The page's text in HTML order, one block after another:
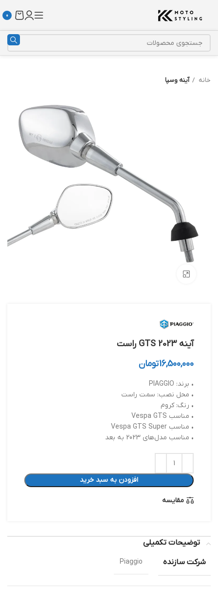
0
خانه آینه وسپا
آینه GTS 2023 راست
16,500,000تومان
• برند: PIAGGIO
• محل نصب: سمت راست
• رنگ: کروم
• مناسب Vespa GTS
• مناسب Vespa GTS Super
• مناسب مدل‌های 2023 به بعد
افزودن به سبد خرید
مقایسه
توضیحات تکمیلی
شرکت سازنده
Piaggio